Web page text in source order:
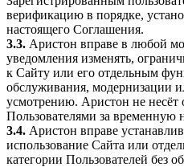
верификацию в порядке,
настоящего Соглашения.
3.3. Аристон вправе в любой
уведомления изменять,
к Сайту или его отдельным
обслуживания, модернизации
усмотрению. Аристон не несёт
Пользователями за временную
3.4. Аристон вправе
использование Сайта или
категории Пользователей без